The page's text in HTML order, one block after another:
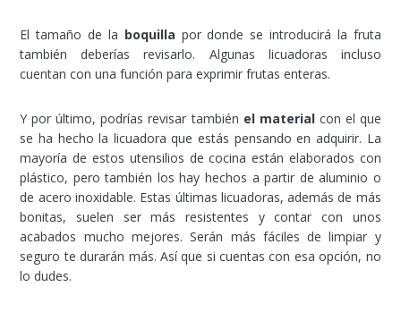
El tamaño de la boquilla por donde se introducirá la fruta
también deberías revisarlo. Algunas licuadoras incluso
cuentan con una función para exprimir frutas enteras.
Y por último, podrías revisar también el materialcon el que
se ha hecho la licuadora que estás pensando en adquirir. La
mayoría de estos utensilios de cocina están elaborados con
plástico, pero también los hay hechos a partir de aluminio o
de acero inoxidable. Estas últimas licuadoras, además de más
bonitas, suelen ser más resistentes y contar con unos
acabados mucho mejores. Serán más fáciles de limpiar y
seguro te durarán más. Así que si cuentas con esa opción, no
lo dudes.